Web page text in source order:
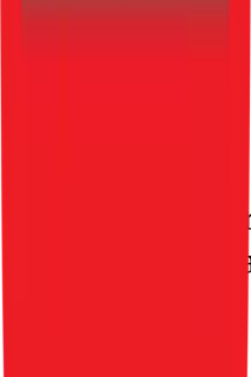
Flipové
PRO Smart